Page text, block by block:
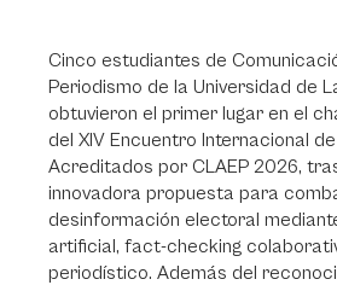
Cinco estudiantes de
Periodismo de la Universidad de
obtuvieron el primer lugar en el
del XIV Encuentro Internacional
Acreditados por CLAEP 2026,
innovadora propuesta para
desinformación electoral
artificial, fact-checking
periodístico. Además del